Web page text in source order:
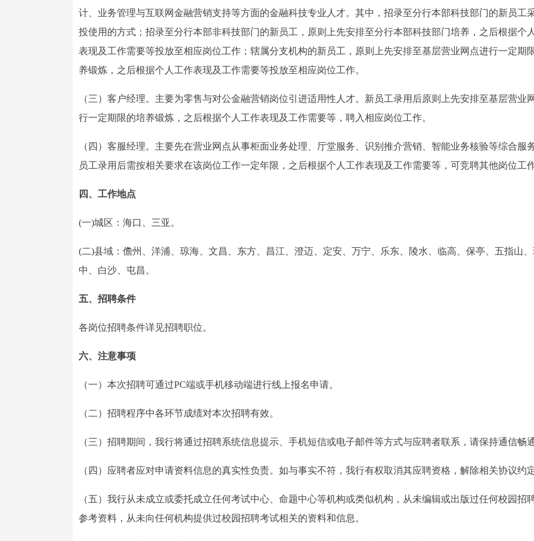
计、业务管理与互联网金融营销支持等方面的金融科技专业人才。其中，招录至分行本部科技部门的新员工
投使用的方式；招录至分行本部非科技部门的新员工，原则上先安排至分行本部科技部门培养，之后根据个
表现及工作需要等投放至相应岗位工作；辖属分支机构的新员工，原则上先安排至基层营业网点进行一定期
养锻炼，之后根据个人工作表现及工作需要等投放至相应岗位工作。
（三）客户经理。主要为零售与对公金融营销岗位引进适用性人才。新员工录用后原则上先安排至基层营业
行一定期限的培养锻炼，之后根据个人工作表现及工作需要等，聘入相应岗位工作。
（四）客服经理。主要先在营业网点从事柜面业务处理、厅堂服务、识别推介营销、智能业务核验等综合服
员工录用后需按相关要求在该岗位工作一定年限，之后根据个人工作表现及工作需要等，可竞聘其他岗位工作
四、工作地点
(一)城区：海口、三亚。
(二)县域：儋州、洋浦、琼海、文昌、东方、昌江、澄迈、定安、万宁、乐东、陵水、临高、保亭、五指山
中、白沙、屯昌。
五、招聘条件
各岗位招聘条件详见招聘职位。
六、注意事项
（一）本次招聘可通过PC端或手机移动端进行线上报名申请。
（二）招聘程序中各环节成绩对本次招聘有效。
（三）招聘期间，我行将通过招聘系统信息提示、手机短信或电子邮件等方式与应聘者联系，请保持通信畅通
（四）应聘者应对申请资料信息的真实性负责。如与事实不符，我行有权取消其应聘资格，解除相关协议约定
（五）我行从未成立或委托成立任何考试中心、命题中心等机构或类似机构，从未编辑或出版过任何校园招
参考资料，从未向任何机构提供过校园招聘考试相关的资料和信息。